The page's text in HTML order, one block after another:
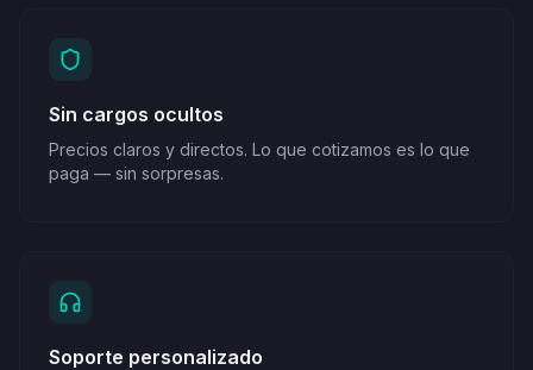
Sin cargos ocultos
Precios claros y directos. Lo que cotizamos es lo que
paga — sin sorpresas.
Soporte personalizado